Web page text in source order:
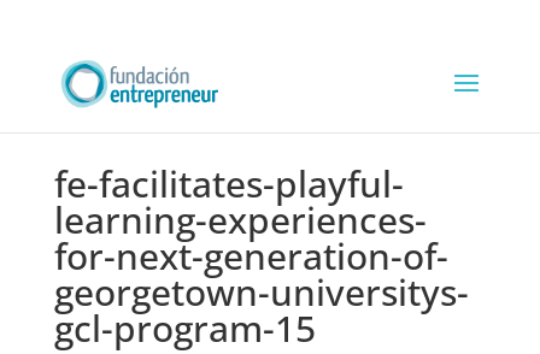
fe-facilitates-playful-
learning-experiences-
for-next-generation-of-
georgetown-universitys-
gcl-program-15